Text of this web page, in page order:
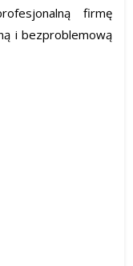
firmę
i bezproblemową